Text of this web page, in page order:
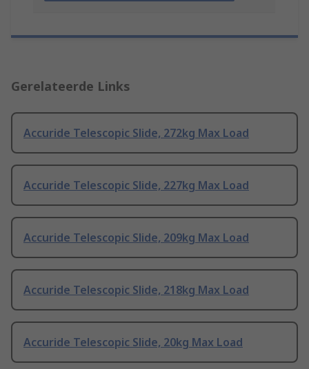
Gerelateerde Links
Accuride Telescopic Slide, 272kg Max Load
Accuride Telescopic Slide, 227kg Max Load
Accuride Telescopic Slide, 209kg Max Load
Accuride Telescopic Slide, 218kg Max Load
Accuride Telescopic Slide, 20kg Max Load